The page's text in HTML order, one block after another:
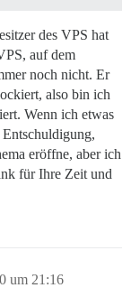
des VPS hat
auf dem
noch nicht. Er
also bin ich
Wenn ich etwas
eröffne, aber ich
für Ihre Zeit und
um 21:16